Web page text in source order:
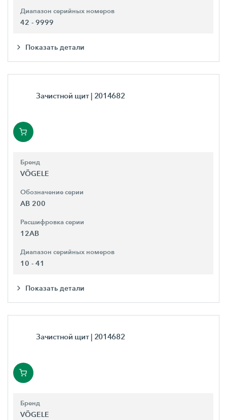
Диапазон серийных номеров
42 - 9999
Показать детали
Зачистной щит | 2014682
Бренд
VÖGELE
Обозначение серии
AB 200
Расшифровка серии
12AB
Диапазон серийных номеров
10 - 41
Показать детали
Зачистной щит | 2014682
Бренд
VÖGELE